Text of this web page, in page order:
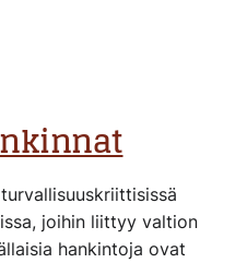
joihin liittyy valtion
hankintoja ovat